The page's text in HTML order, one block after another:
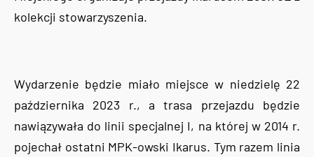
kolekcji stowarzyszenia.
Wydarzenie będzie miało miejsce w niedzielę 22
października 2023 r., a trasa przejazdu będzie
nawiązywała do linii specjalnej I, na której w 2014 r.
pojechał ostatni MPK-owski Ikarus. Tym razem linia